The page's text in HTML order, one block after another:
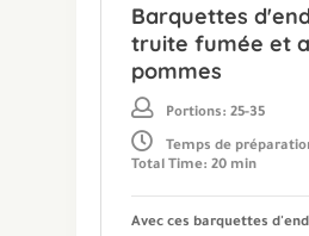
Barquettes
truite fumée et
pommes
Portions: 25-35
Temps de
Total Time: 20 min
Avec ces barquettes